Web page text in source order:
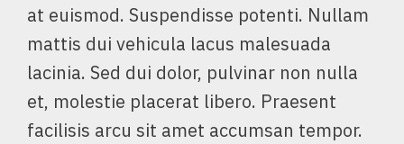
at euismod. Suspendisse potenti. Nullam
mattis dui vehicula lacus malesuada
lacinia. Sed dui dolor, pulvinar non nulla
et, molestie placerat libero. Praesent
facilisis arcu sit amet accumsan tempor.